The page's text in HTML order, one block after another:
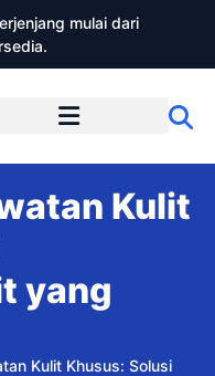
mulai dari
Kulit
yang
Kulit Khusus: Solusi